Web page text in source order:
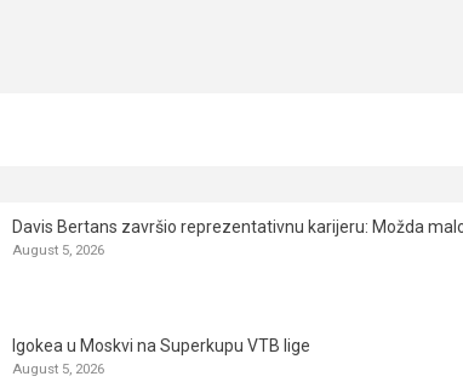
Davis Bertans završio reprezentativnu karijeru: Možda
August 5, 2026
Igokea u Moskvi na Superkupu VTB lige
August 5, 2026